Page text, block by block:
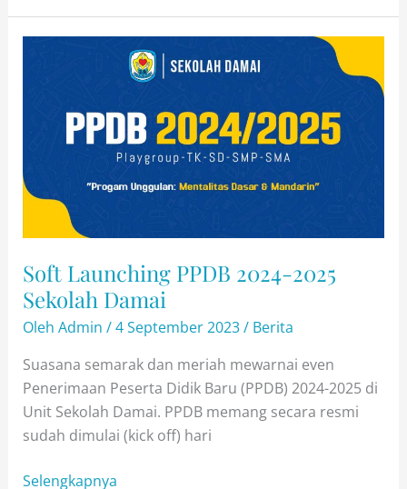
Sekolahku
Soft Launching PPDB 2024-2025
Sekolah Damai
Oleh Admin /4 September 2023/ Berita
Suasana semarak dan meriah mewarnai even
Penerimaan Peserta Didik Baru (PPDB) 2024-2025 di
Unit Sekolah Damai. PPDB memang secara resmi
sudah dimulai (kick off) hari
Soft
Selengkapnya